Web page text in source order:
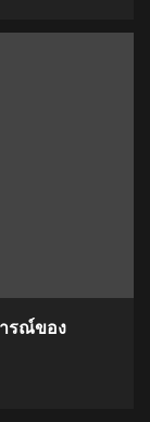
ารณ์ของ